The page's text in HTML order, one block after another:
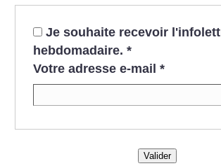
Je souhaite recevoir
hebdomadaire. *
Votre adresse e-mail *
Valider